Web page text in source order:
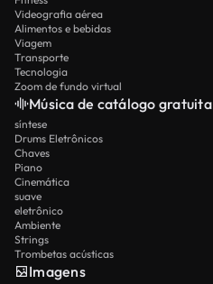
Videografia aérea
Alimentos e bebidas
Viagem
Transporte
Tecnologia
Zoom de fundo virtual
Música de catálogo gratuita
síntese
Drums Eletrônicos
Chaves
Piano
Cinemática
suave
eletrônico
Ambiente
Strings
Trombetas acústicas
Imagens